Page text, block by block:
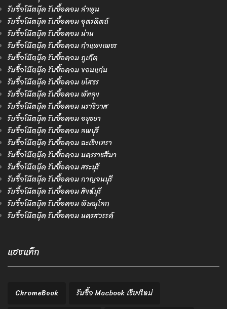
รับซื้อโน๊ตบุ๊ค รับซื้อคอม ลำพูน
รับซื้อโน๊ตบุ๊ค รับซื้อคอม อุตรดิตถ์
รับซื้อโน๊ตบุ๊ค รับซื้อคอม น่าน
รับซื้อโน๊ตบุ๊ค รับซื้อคอม กำแพงเพชร
รับซื้อโน๊ตบุ๊ค รับซื้อคอม ภูเก็ต
รับซื้อโน๊ตบุ๊ค รับซื้อคอม ขอนแก่น
รับซื้อโน๊ตบุ๊ค รับซื้อคอม ยโสธร
รับซื้อโน๊ตบุ๊ค รับซื้อคอม พัทลุง
รับซื้อโน๊ตบุ๊ค รับซื้อคอม นราธิวาส
รับซื้อโน๊ตบุ๊ค รับซื้อคอม อยุธยา
รับซื้อโน๊ตบุ๊ค รับซื้อคอม ลพบุรี
รับซื้อโน๊ตบุ๊ค รับซื้อคอม ฉะเชิงเทรา
รับซื้อโน๊ตบุ๊ค รับซื้อคอม นครราชสีมา
รับซื้อโน๊ตบุ๊ค รับซื้อคอม สระบุรี
รับซื้อโน๊ตบุ๊ค รับซื้อคอม กาญจนบุรี
รับซื้อโน๊ตบุ๊ค รับซื้อคอม สิงห์บุรี
รับซื้อโน๊ตบุ๊ค รับซื้อคอม พิษณุโลก
รับซื้อโน๊ตบุ๊ค รับซื้อคอม นครสวรรค์
แฮชแท็ก
ChromeBook
รับซื้อ Macbook เชียงใหม่